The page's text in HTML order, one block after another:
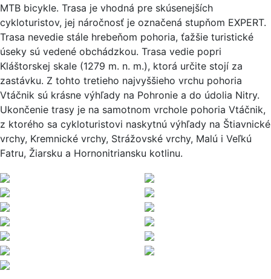
MTB bicykle. Trasa je vhodná pre skúsenejších
cykloturistov, jej náročnosť je označená stupňom EXPERT.
Trasa nevedie stále hrebeňom pohoria, ťažšie turistické
úseky sú vedené obchádzkou. Trasa vedie popri
Kláštorskej skale (1279 m. n. m.), ktorá určite stojí za
zastávku. Z tohto tretieho najvyššieho vrchu pohoria
Vtáčnik sú krásne výhľady na Pohronie a do údolia Nitry.
Ukončenie trasy je na samotnom vrchole pohoria Vtáčnik,
z ktorého sa cykloturistovi naskytnú výhľady na Štiavnické
vrchy, Kremnické vrchy, Strážovské vrchy, Malú i Veľkú
Fatru, Žiarsku a Hornonitriansku kotlinu.